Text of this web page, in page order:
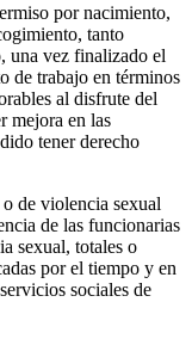
por nacimiento,
tanto
una vez finalizado el
de trabajo en términos
al disfrute del
mejora en las
tener derecho
de violencia sexual
de las funcionarias
sexual, totales o
por el tiempo y en
sociales de